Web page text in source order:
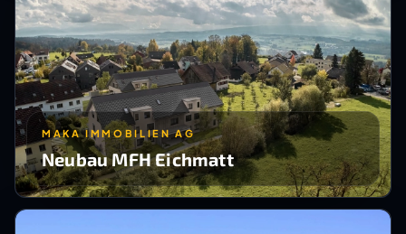
MAKA IMMOBILIEN AG
Neubau MFH Eichmatt